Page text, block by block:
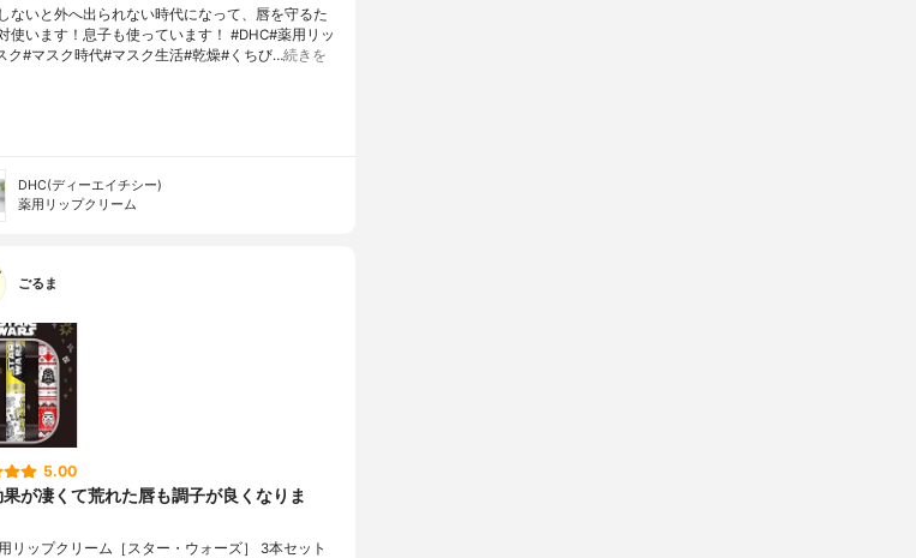
ないと外へ出られない時代になって、唇を守るた
使います！息子も使っています！ #DHC#薬用リッ
ク#マスク時代#マスク生活#乾燥#くちび…続きを
DHC(ディーエイチシー)
薬用リップクリーム
ごるま
5.00
が凄くて荒れた唇も調子が良くなりま
リップクリーム［スター・ウォーズ］ 3本セット